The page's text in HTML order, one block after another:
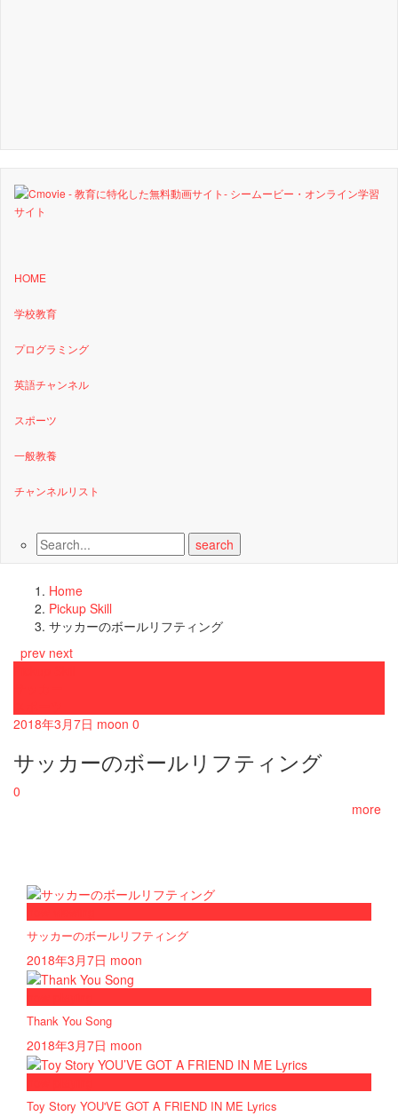
HOME
学校教育
プログラミング
英語チャンネル
スポーツ
一般教養
チャンネルリスト
Home
Pickup Skill
サッカーのボールリフティング
prev next
2018年3月7日 moon 0
サッカーのボールリフティング
0
more
サッカーのボールリフティング
2018年3月7日 moon
Thank You Song
2018年3月7日 moon
Toy Story YOU'VE GOT A FRIEND IN ME Lyrics